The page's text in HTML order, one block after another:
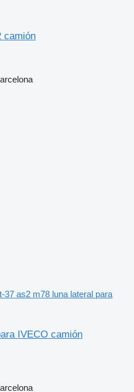
camión
37 as2 m78 luna lateral para
IVECO camión